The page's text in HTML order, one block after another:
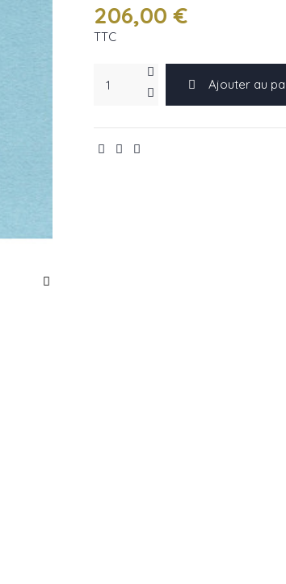
206,00 €
TTC
Ajouter au